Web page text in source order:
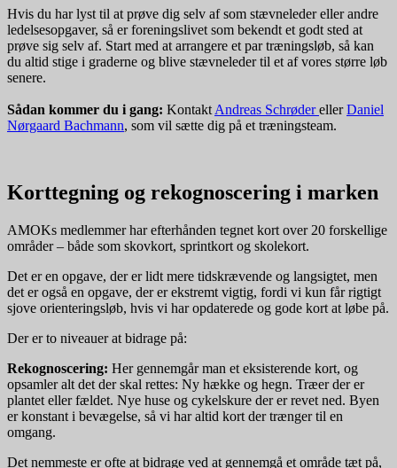
Hvis du har lyst til at prøve dig selv af som stævneleder eller andre
ledelsesopgaver, så er foreningslivet som bekendt et godt sted at
prøve sig selv af. Start med at arrangere et par træningsløb, så kan
du altid stige i graderne og blive stævneleder til et af vores større løb
senere.
Sådan kommer du i gang: Kontakt Andreas SchrøderellerDaniel
Nørgaard Bachmann, som vil sætte dig på et træningsteam.
Korttegning og rekognoscering i marken
AMOKs medlemmer har efterhånden tegnet kort over 20 forskellige
områder – både som skovkort, sprintkort og skolekort.
Det er en opgave, der er lidt mere tidskrævende og langsigtet, men
det er også en opgave, der er ekstremt vigtig, fordi vi kun får rigtigt
sjove orienteringsløb, hvis vi har opdaterede og gode kort at løbe på.
Der er to niveauer at bidrage på:
Rekognoscering: Her gennemgår man et eksisterende kort, og
opsamler alt det der skal rettes: Ny hække og hegn. Træer der er
plantet eller fældet. Nye huse og cykelskure der er revet ned. Byen
er konstant i bevægelse, så vi har altid kort der trænger til en
omgang.
Det nemmeste er ofte at bidrage ved at gennemgå et område tæt på,